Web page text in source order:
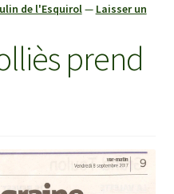
de l'Esquirol— Laisser un
prend